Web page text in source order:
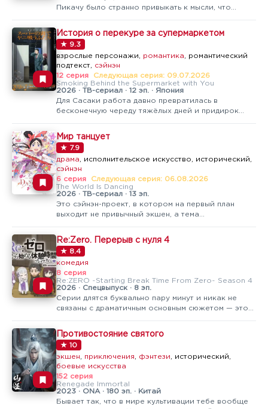
Пикачу было странно привыкать к мысли, что
Pokémon Horizons — это вообще про иное. Тут нет
того привычного роуд-муви с походами по
стадионам ради значков, всё ощущается…
История о перекуре за супермаркетом
★ 9.3
взрослые персонажи, романтика, романтический
подтекст, сэйнэн
12 серия
Следующая серия: 09.07.2026
Smoking Behind the Supermarket with You
2026 · ТВ-сериал · 12 эп. · Япония
Для Сасаки работа давно превратилась в
бесконечную череду тяжёлых дней и придирок
падать духом, — визиты в круглосуточный
супермаркет, где работает приветливая кассирша
Ямада, чья улыбка стала маленькой, но…
Мир танцует
★ 7.9
драма, исполнительское искусство, исторический,
сэйнэн
6 серия
Следующая серия: 06.08.2026
The World Is Dancing
2026 · ТВ-сериал · 13 эп.
Это сэйнэн-проект, в котором на первый план
выходит не привычный экшен, а тема
танец как способ говорить с миром там, где слова
оказываются бессильны. Уже с первых кадров
авторы делают ставку на выразительную…
Re:Zero. Перерыв с нуля 4
★ 8.4
комедия
8 серия
Re:ZERO ~Starting Break Time From Zero~ Season 4
2026 · Спецвыпуск · 8 эп.
Серии длятся буквально пару минут и никак не
связаны с драматичным основным сюжетом — это
отдыхе».Если оригинальный «Re:Zero» — тяжёлое
тёмное фэнтези про парня, который раз за разом
возвращается после смерти, то «Перерыв с…
Противостояние святого
★ 10
экшен, приключения, фэнтези, исторический,
боевые искусства
152 серия
Renegade Immortal
2023 · ONA · 180 эп. · Китай
Бывает так, что в мире культивации тебе вообще